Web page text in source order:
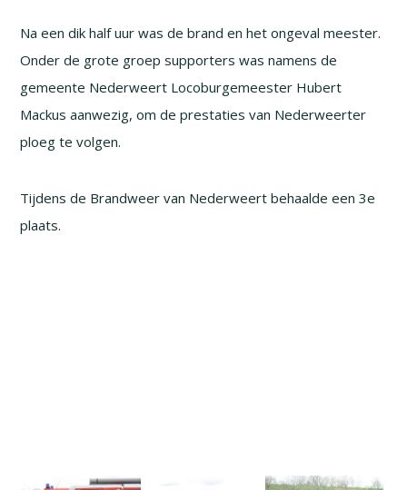
Na een dik half uur was de brand en het ongeval meester.
Onder de grote groep supporters was namens de
gemeente Nederweert Locoburgemeester Hubert
Mackus aanwezig, om de prestaties van Nederweerter
ploeg te volgen.
Tijdens de Brandweer van Nederweert behaalde een 3e
plaats.